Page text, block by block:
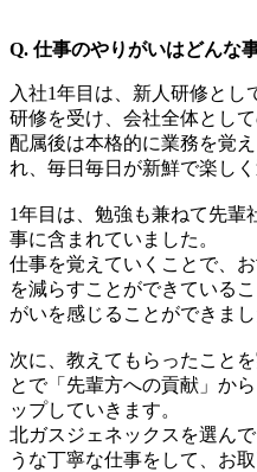
Q. 仕事のやりがいはどんな
入社1年目は、新人研修と
研修を受け、会社全体とし
配属後は本格的に業務を覚
れ、毎日毎日が新鮮で楽し
1年目は、勉強も兼ねて先輩
事に含まれていました。
仕事を覚えていくことで、
を減らすことができている
がいを感じることができまし
次に、教えてもらったこと
とで「先輩方への貢献」か
ップしていきます。
北ガスジェネックスを選ん
うな丁寧な仕事をして、お